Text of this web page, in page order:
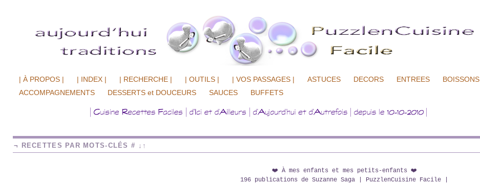
| À PROPOS | | INDEX | | RECHERCHE | | OUTILS | | VOS PASSAGES | ASTUCES DECORS ENTREES BOISSONS
ACCOMPAGNEMENTS
DESSERTS et DOUCEURS SAUCES BUFFETS
¬ RECETTES PAR MOTS-CLÉS # ↓↑
❤️ À mes enfants et mes petits-enfants ❤️
196 publications de Suzanne Saga | PuzzlenCuisine Facile |